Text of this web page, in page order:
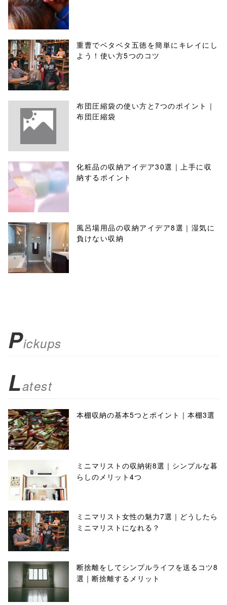
重曹でベタベタ五徳を簡単にキレイにし
よう！使い方5つのコツ
布団圧縮袋の使い方と7つのポイント｜
布団圧縮袋
化粧品の収納アイデア30選｜上手に収
納するポイント
風呂場用品の収納アイデア8選｜湿気に
負けない収納
Pickups
Latest
本棚収納の基本5つとポイント｜本棚3選
ミニマリストの収納術8選｜シンプルな暮
らしのメリット4つ
ミニマリスト女性の魅力7選｜どうしたら
ミニマリストになれる？
断捨離をしてシンプルライフを送るコツ8
選｜断捨離するメリット